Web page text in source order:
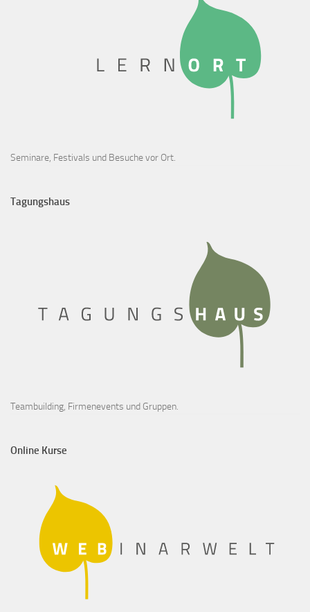
Seminare, Festivals und Besuche vor Ort.
Tagungshaus
Teambuilding, Firmenevents und Gruppen.
Online Kurse